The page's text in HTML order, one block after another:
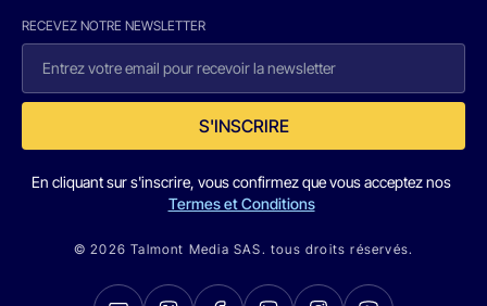
RECEVEZ NOTRE NEWSLETTER
S'INSCRIRE
En cliquant sur s'inscrire, vous confirmez que vous acceptez nos
Termes et Conditions
© 2026 Talmont Media SAS. tous droits réservés.